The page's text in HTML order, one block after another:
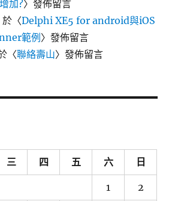
加?〉發佈留言
於〈Delphi XE5 for android與iOS
範例 〉發佈留言
〈聯絡壽山〉發佈留言
三 四 五 六 日
1 2